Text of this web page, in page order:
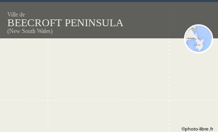
Ville de
BEECROFT PENINSULA
(New South Wales)
©photo-libre.fr